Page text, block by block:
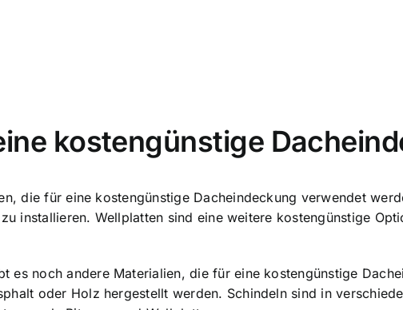
kostengünstige
die für eine kostengünstige Dacheindeckung verwendet
installieren. Wellplatten sind eine weitere kostengünstige
es noch andere Materialien, die für eine kostengünstige
oder Holz hergestellt werden. Schindeln sind in